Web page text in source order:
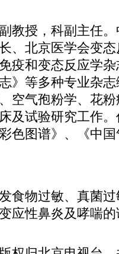
授，科副主任。
、北京医学会变
疫和变态反应学
》等多种专业杂
空气孢粉学、花
及试验研究工作
色图谱》、《中
物过敏、真菌过
应性鼻炎及哮喘